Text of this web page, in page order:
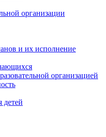
организации
и их исполнение
организацией
детей